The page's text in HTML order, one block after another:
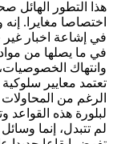
هذا التطور الهائل
اختصاصا مغايرا.
في إشاعة اخبار غير
في ما يصلها من
وانتهاك
تعتمد معايير
الرغم من المحاولات
لبلورة هذه القواعد
لم تتبدل، إنما